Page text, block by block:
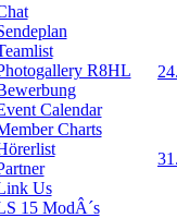
R8HL
Calendar
Charts
Us
15 ModÂ´s
24.
31.